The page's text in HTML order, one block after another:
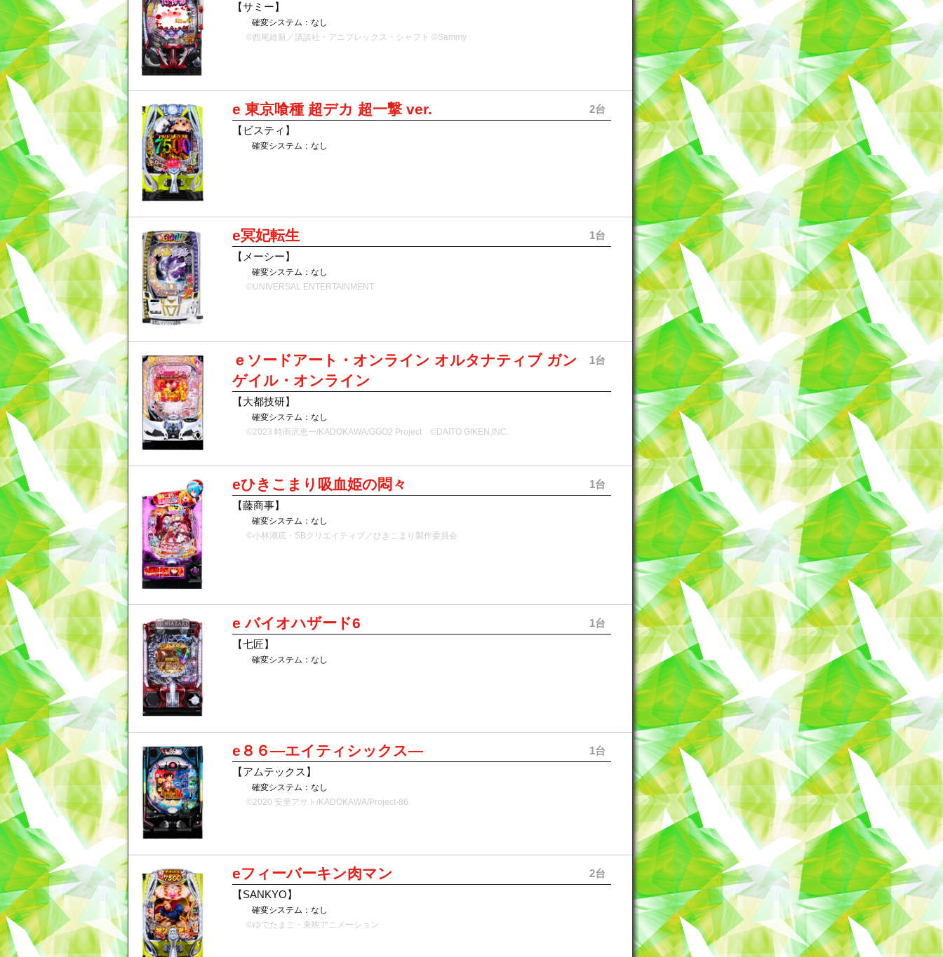
【サミー】
確変システム：なし
©西尾維新／講談社・アニプレックス・シャフト ©Sammy
2台
e 東京喰種 超デカ 超一撃 ver.
【ビスティ】
確変システム：なし
1台
e冥妃転生
【メーシー】
確変システム：なし
©UNIVERSAL ENTERTAINMENT
1台
ｅソードアート・オンライン オルタナティブ ガン
ゲイル・オンライン
【大都技研】
確変システム：なし
©2023 時雨沢恵一/KADOKAWA/GGO2 Project ©DAITO GIKEN,INC.
1台
eひきこまり吸血姫の悶々
【藤商事】
確変システム：なし
©小林湖底・SBクリエイティブ／ひきこまり製作委員会
1台
e バイオハザード6
【七匠】
確変システム：なし
1台
e８６―エイティシックス―
【アムテックス】
確変システム：なし
©2020 安里アサト/KADOKAWA/Project-86
2台
eフィーバーキン肉マン
【SANKYO】
確変システム：なし
©ゆでたまご・東映アニメーション